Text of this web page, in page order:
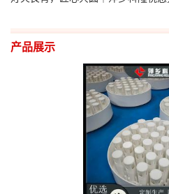
产品展示